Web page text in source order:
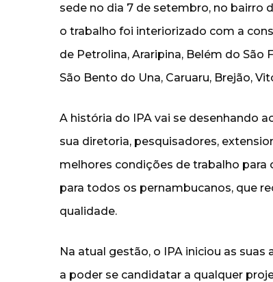
sede no dia 7 de setembro, no bairro
o trabalho foi interiorizado com a
de Petrolina, Araripina, Belém do São
São Bento do Una, Caruaru, Brejão,
A história do IPA vai se desenhando
sua diretoria, pesquisadores,
melhores condições de trabalho para
para todos os pernambucanos, que
qualidade.
Na atual gestão, o IPA iniciou as
a poder se candidatar a qualquer